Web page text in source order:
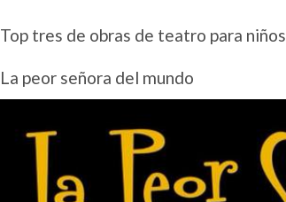
Top tres de obras de teatro para niños
La peor señora del mundo